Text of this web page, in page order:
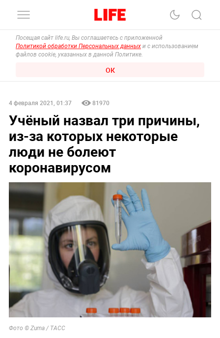
Посещая сайт life.ru, Вы соглашаетесь с приложенной
Политикой обработки Персональных данных и с использованием
файлов cookie, указанных в данной Политике.
ОК
4 февраля 2021, 01:37 81970
Учёный назвал три причины,
из-за которых некоторые
люди не болеют
коронавирусом
Фото © Zuma / ТАСС